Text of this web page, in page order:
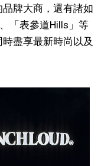
牌大商，還有諸如
「表參道Hills」等
盡享最新時尚以及